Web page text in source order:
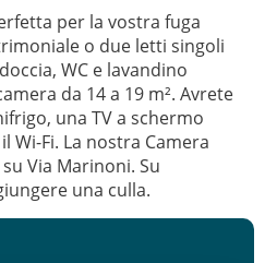
per la vostra fuga
o due letti singoli
WC e lavandino
da 14 a 19 m². Avrete
una TV a schermo
Wi-Fi. La nostra Camera
Via Marinoni. Su
una culla.